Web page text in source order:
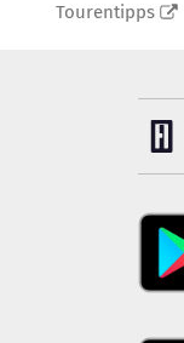
Tourentipps